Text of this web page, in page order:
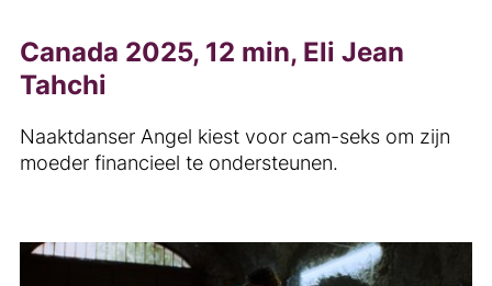
Canada 2025, 12 min, Eli Jean
Tahchi
Naaktdanser Angel kiest voor cam-seks om zijn
moeder financieel te ondersteunen.